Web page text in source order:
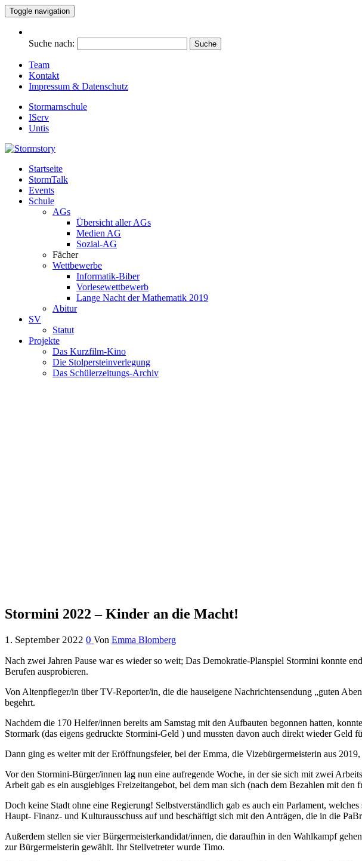
Toggle navigation
Suche nach:
Team
Kontakt
Impressum & Datenschutz
Stormarnschule
IServ
Untis
Stormstory
Eure digitale Schülerzeitung
Startseite
StormTalk
Events
Schule
AGs
Übersicht aller AGs
Medien AG
Sozial-AG
Fächer
Wettbewerbe
Informatik-Biber
Vorlesewettbewerb
Lange Nacht der Mathematik 2019
Abitur
SV
Statut
Projekte
Das Kurzfilm-Kino
Die Stolpersteinverlegung
Das Schülerzeitungs-Archiv
Stormini 2022 – Kinder an die Macht!
1. September 2022 0 Von Emma Blomberg
Nach zwei Jahren Pause war es wieder so weit; Das Demokratie-Planspiel Stormini konnte
Berufen ausprobieren.
Von Altenpfleger/in über TV-Reporter/in, die die hauseigene Nachrichtensendung „guten
begehrt.
Nachdem die 170 Helfer/innen bereits am Samstag mit den Aufbauten begonnen hatten,
Stormark (das eigens gedruckte Stormini-Geld ) und mussten davon auch direkt wieder Geld
Dann ging es weiter mit der Eröffnungsfeier, bei der Emma, die Vizebürgermeisterin aus
Vor den Stormini-Bürger/innen lag nun eine aufregende Woche, in der sie sich mit zwei
Arbeit gab es ein ausgiebiges Freizeitangebot, bei dem man sich (nach dem Bezahlen mit
Doch keine Stadt ohne eine Regierung! Selbstverständlich gab es auch ein Parlament,
Haupt- Finanz- und Kulturausschuss auf und beschäftigt sich mit den Anträgen, die in die
Außerdem stellen sie vier Bürgermeisterkandidat/innen, die daraufhin in den Wahlkampf
zur Bürgermeisterin gewählt. Ihr Stellvetreter wurde Timo.